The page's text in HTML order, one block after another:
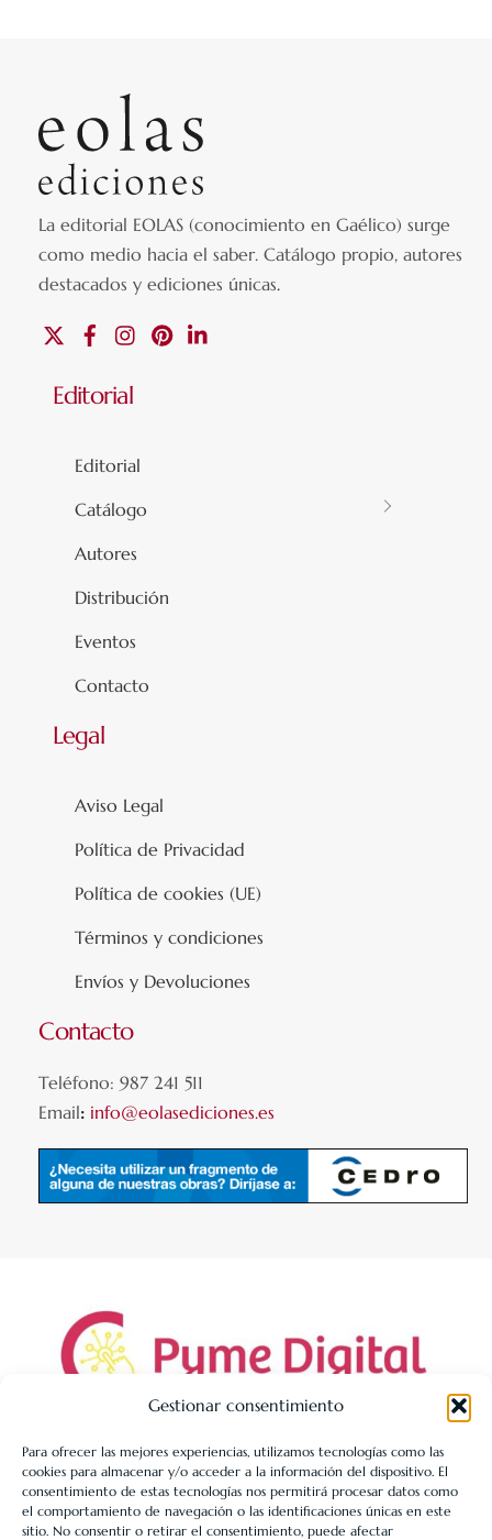
Gestionar consentimiento
Para ofrecer las mejores experiencias, utilizamos tecnologías como las
cookies para almacenar y/o acceder a la información del dispositivo. El
consentimiento de estas tecnologías nos permitirá procesar datos como
el comportamiento de navegación o las identificaciones únicas en este
sitio. No consentir o retirar el consentimiento, puede afectar
La editorial EOLAS (conocimiento en Gaélico) surge
como medio hacia el saber.Catálogo propio, autores
destacados y ediciones únicas.
FacebookInstagramPinterest
Editorial
Editorial
Catálogo
Autores
Distribución
Eventos
Contacto
Legal
Aviso Legal
Política de Privacidad
Política de cookies (UE)
Términos y condiciones
Envíos y Devoluciones
Contacto
Teléfono: 987 241 511
Email: info@eolasediciones.es
LIBRERÍA UNIVERSITARIA LEÓN 1980 SLL ha sido beneficiaria
de Fondos Europeos, cuyo objetivo es la mejora de la
competitividad de las PYMES, y gracias al cual ha puesto en